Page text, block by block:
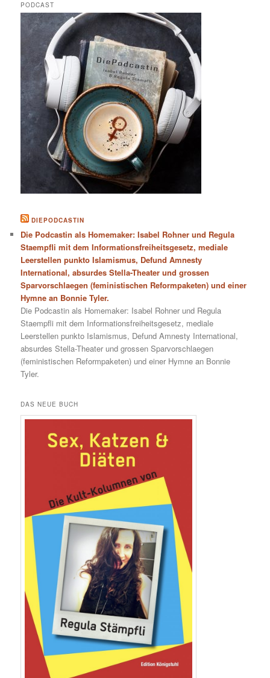
PODCAST
DIEPODCASTIN
Die Podcastin als Homemaker: Isabel Rohner und Regula
Staempfli mit dem Informationsfreiheitsgesetz, mediale
Leerstellen punkto Islamismus, Defund Amnesty
International, absurdes Stella-Theater und grossen
Sparvorschlaegen (feministischen Reformpaketen) und einer
Hymne an Bonnie Tyler.
Die Podcastin als Homemaker: Isabel Rohner und Regula
Staempfli mit dem Informationsfreiheitsgesetz, mediale
Leerstellen punkto Islamismus, Defund Amnesty International,
absurdes Stella-Theater und grossen Sparvorschlaegen
(feministischen Reformpaketen) und einer Hymne an Bonnie
Tyler.
DAS NEUE BUCH